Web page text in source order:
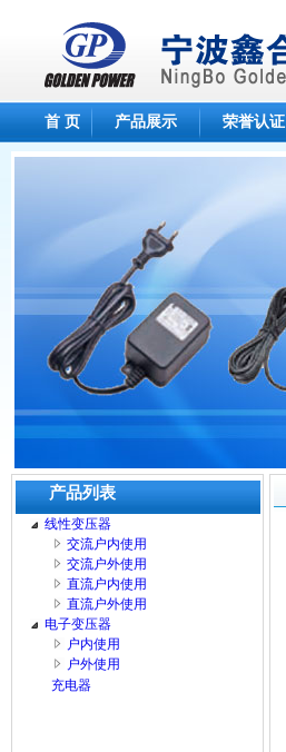
首 页 产品展示 荣誉认证
产品列表
线性变压器
交流户内使用
交流户外使用
直流户内使用
直流户外使用
电子变压器
户内使用
户外使用
充电器